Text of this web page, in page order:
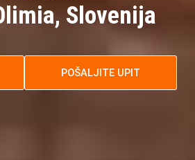
Slovenija
POŠALJITE UPIT